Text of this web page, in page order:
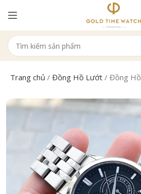
Trang chủ /Đồng Hồ Lướt /Đồng